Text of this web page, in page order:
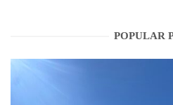
POPULAR